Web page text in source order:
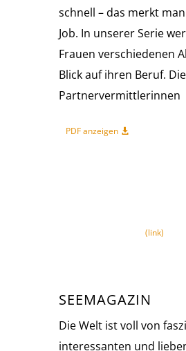
schnell – das merkt
Job. In unserer Serie
Frauen verschiedenen
Blick auf ihren Beruf.
Partnervermittlerinnen
PDF anzeigen
(link)
SEEMAGAZIN
Die Welt ist voll von
interessanten und